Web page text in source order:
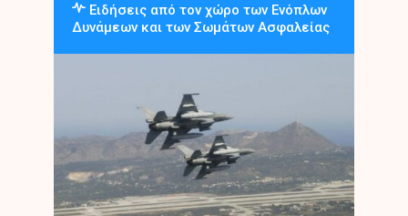
Ειδήσεις από τον χώρο των Ενόπλων
Δυνάμεων και των Σωμάτων Ασφαλείας